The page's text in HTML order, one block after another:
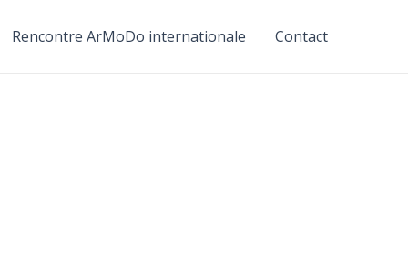
Rencontre ArMoDo internationale Contact